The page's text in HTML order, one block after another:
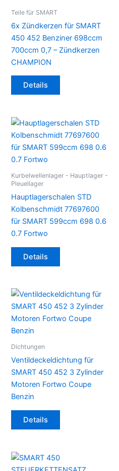
Teile für SMART
6x Zündkerzen für SMART
450 452 Benziner 698ccm
700ccm 0,7 – Zündkerzen
CHAMPION
Details
Kurbelwellenlager - Hauptlager -
Pleuellager
Hauptlagerschalen STD
Kolbenschmidt 77697600
für SMART 599ccm 698 0.6
0.7 Fortwo
Details
Dichtungen
Ventildeckeldichtung für
SMART 450 452 3 Zylinder
Motoren Fortwo Coupe
Benzin
Details